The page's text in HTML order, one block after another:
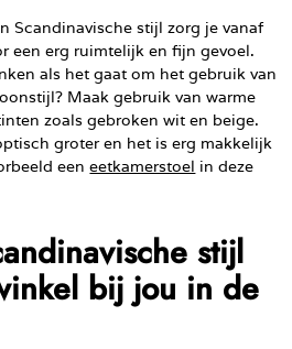
Scandinavische stijl zorg je vanaf
een erg ruimtelijk en fijn gevoel.
als het gaat om het gebruik van
Maak gebruik van warme
zoals gebroken wit en beige.
groter en het is erg makkelijk
eeneetkamerstoel in deze
stijl
bij jou in de